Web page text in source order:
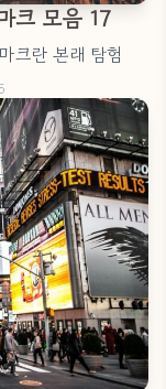
크 모음 17
크란 본래 탐험